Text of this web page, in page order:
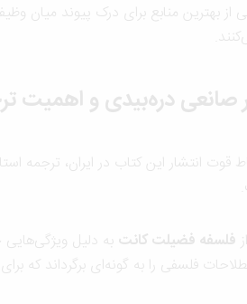
از بهترین منابع برای درک پیوند میان
صانعی دره‌بیدی و اهمیت
قوت انتشار این کتاب در ایران، ترجمه
فلسفه فضیلت کانت به دلیل
فلسفی را به گونه‌ای برگرداند که